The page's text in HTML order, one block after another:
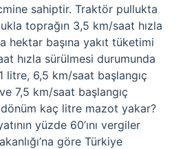
sahiptir. Traktör pullukta
toprağın 3,5 km/saat hızla
hektar başına yakıt tüketimi
hızla sürülmesi durumunda
litre, 6,5 km/saat başlangıç
7,5 km/saat başlangıç
dönüm kaç litre mazot yakar?
yüzde 60’ını vergiler
göre Türkiye